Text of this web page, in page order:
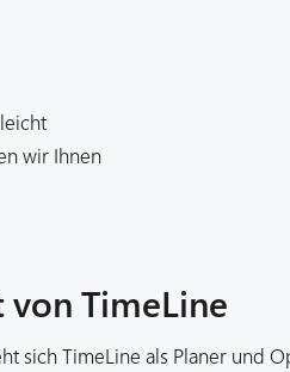
wir Ihnen
von TimeLine
sich TimeLine als Planer und